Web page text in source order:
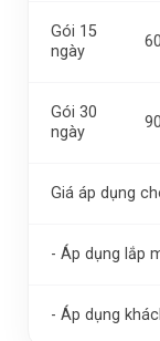
Gói 15
ngày
Gói 30
ngày
Giá áp dụng
- Áp dụng lắp
- Áp dụng